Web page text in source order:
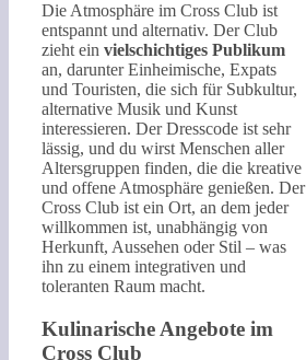
Die Atmosphäre im Cross Club ist
entspannt und alternativ. Der Club
zieht ein vielschichtiges Publikum
an, darunter Einheimische, Expats
und Touristen, die sich für Subkultur,
alternative Musik und Kunst
interessieren. Der Dresscode ist sehr
lässig, und du wirst Menschen aller
Altersgruppen finden, die die kreative
und offene Atmosphäre genießen. Der
Cross Club ist ein Ort, an dem jeder
willkommen ist, unabhängig von
Herkunft, Aussehen oder Stil – was
ihn zu einem integrativen und
toleranten Raum macht.
Kulinarische Angebote im
Cross Club